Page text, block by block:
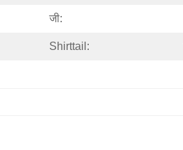
जी:
Shirttail: